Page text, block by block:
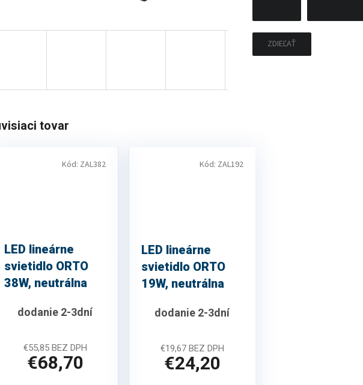
ZDIEĽAŤ
tovar
LED lineárne
svietidlo ORTO
38W, neutrálna
dodanie 2-3dní
€55,85 BEZ DPH
€68,70
Kód: ZAL382
LED lineárne
svietidlo ORTO
19W, neutrálna
dodanie 2-3dní
€19,67 BEZ DPH
€24,20
Kód: ZAL192